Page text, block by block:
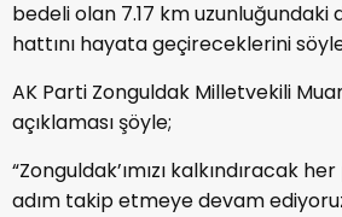
bedeli olan 7.17 km
hattını hayata geçireceklerini
AK Parti Zonguldak Milletvekili
açıklaması şöyle;
“Zonguldak’ımızı kalkındıracak
adım takip etmeye devam